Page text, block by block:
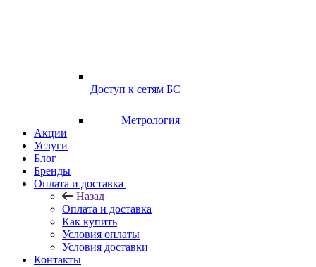
Доступ к сетям БС
Метрология
Акции
Услуги
Блог
Бренды
Оплата и доставка
Назад
Оплата и доставка
Как купить
Условия оплаты
Условия доставки
Контакты